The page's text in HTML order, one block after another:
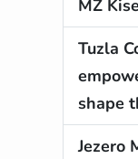
MZ
Tuzla
shape
Jezero